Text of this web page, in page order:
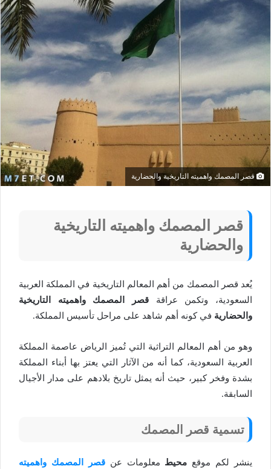
قصر المصمك واهميته التاريخية والحضارية
قصر المصمك واهميته التاريخية
والحضارية
يُعد قصر المصمك من أهم المعالم التاريخية في المملكة العربية
السعودية، وتكمن عراقة قصر المصمك واهميته التاريخية
والحضارية في كونه أهم شاهد على مراحل تأسيس المملكة.
وهو من أهم المعالم التراثية التي تُميز الرياض عاصمة المملكة
العربية السعودية، كما أنه من الآثار التي يعتز بها أبناء المملكة
بشدة وفخر كبير، حيث أنه يمثل تاريخ بلادهم على مدار الأجيال
السابقة.
تسمية قصر المصمك
ينشر لكم موقع محيط معلومات عنقصر المصمك واهميته